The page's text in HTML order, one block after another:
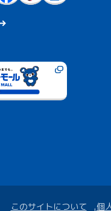
このサイトについて 個